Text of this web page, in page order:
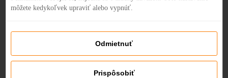
môžete kedykoľvek upraviť alebo vypnúť.
Odmietnuť
Prispôsobiť